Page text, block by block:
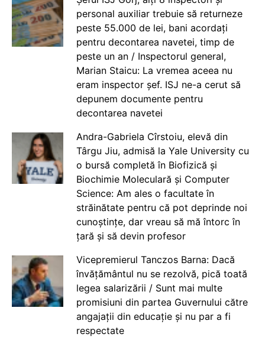
personal auxiliar trebuie să returneze
peste 55.000 de lei, bani acordați
pentru decontarea navetei, timp de
peste un an / Inspectorul general,
Marian Staicu: La vremea aceea nu
eram inspector șef. ISJ ne-a cerut să
depunem documente pentru
decontarea navetei
Andra-Gabriela Cîrstoiu, elevă din
Târgu Jiu, admisă la Yale University cu
o bursă completă în Biofizică și
Biochimie Moleculară și Computer
Science: Am ales o facultate în
străinătate pentru că pot deprinde noi
cunoștințe, dar vreau să mă întorc în
țară și să devin profesor
Vicepremierul Tanczos Barna: Dacă
învățământul nu se rezolvă, pică toată
legea salarizării / Sunt mai multe
promisiuni din partea Guvernului către
angajații din educație și nu par a fi
respectate